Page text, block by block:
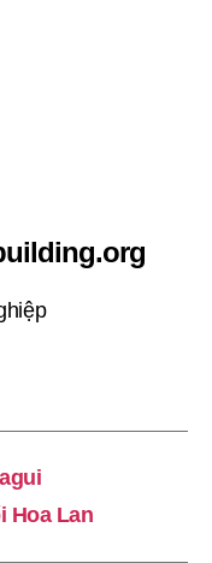
Hoa Lan